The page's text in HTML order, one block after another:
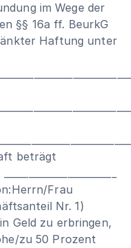
im Wege der
§§ 16a ff. BeurkG
Haftung unter
beträgt
Frau
Nr. 1)
Geld zu erbringen,
zu 50 Prozent